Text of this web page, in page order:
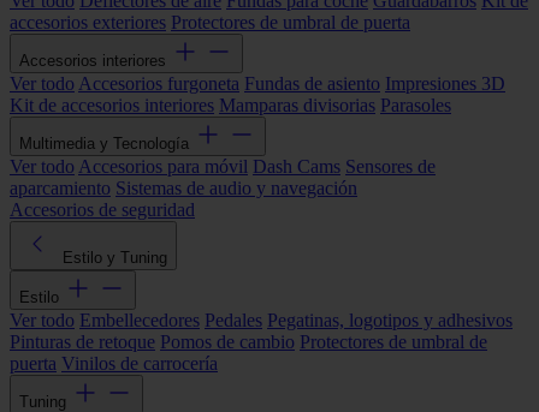
accesorios exteriores Protectores de umbral de puerta
Accesorios interiores
Ver todo Accesorios furgoneta Fundas de asiento Impresiones 3D
Kit de accesorios interiores Mamparas divisorias Parasoles
Multimedia y Tecnología
Ver todo Accesorios para móvil Dash Cams Sensores de
aparcamiento Sistemas de audio y navegación
Accesorios de seguridad
Estilo y Tuning
Estilo
Ver todo Embellecedores Pedales Pegatinas, logotipos y adhesivos
Pinturas de retoque Pomos de cambio Protectores de umbral de
puerta Vinilos de carrocería
Tuning